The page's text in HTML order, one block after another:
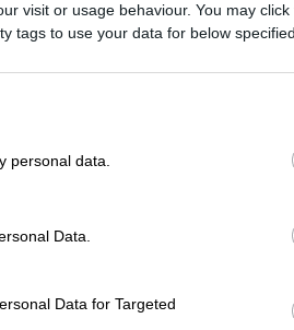
visit or usage behaviour. You may
tags to use your data for below
personal data.
Data.
Data for Targeted
Tilitoimistoille
Tilitoimistoille
tietoa yrityksen
ja
työkalu